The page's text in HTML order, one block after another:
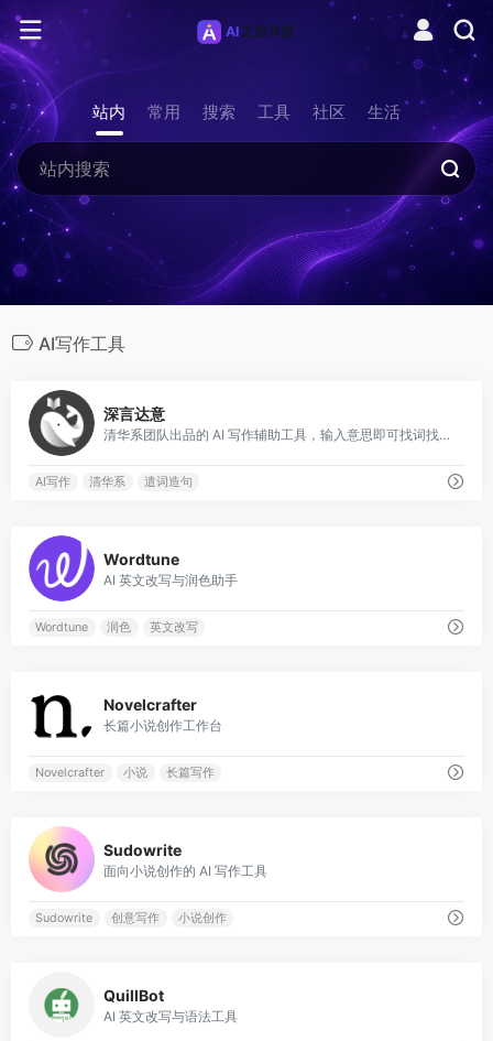
站内 常用 搜索 工具 社区 生活
AI写作工具
深言达意
清华系团队出品的 AI 写作辅助工具，输入意思即可找词找句。
AI写作 清华系 遣词造句
Wordtune
AI 英文改写与润色助手
Wordtune 润色 英文改写
Novelcrafter
长篇小说创作工作台
Novelcrafter 小说 长篇写作
Sudowrite
面向小说创作的 AI 写作工具
Sudowrite 创意写作 小说创作
QuillBot
AI 英文改写与语法工具